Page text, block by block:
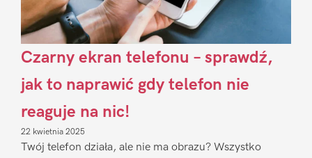
Czarny ekran telefonu – sprawdź,
jak to naprawić gdy telefon nie
reaguje na nic!
22 kwietnia 2025
Twój telefon działa, ale nie ma obrazu? Wszystko